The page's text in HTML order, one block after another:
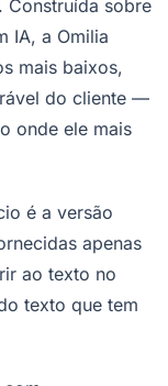
Construída sobre
IA, a Omilia
mais baixos,
do cliente —
onde ele mais
é a versão
apenas
ao texto no
texto que tem